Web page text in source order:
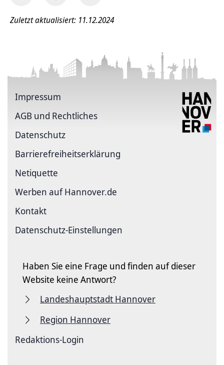
Zuletzt aktualisiert: 11.12.2024
Impressum
AGB und Rechtliches
Datenschutz
Barriere­freiheits­erklärung
Netiquette
Werben auf Hannover.de
Kontakt
Datenschutz-Einstellungen
Haben Sie eine Frage und finden auf dieser
Website keine Antwort?
Landeshauptstadt Hannover
Region Hannover
Redaktions-Login